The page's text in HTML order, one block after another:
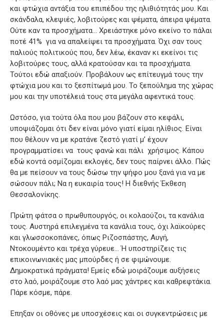
και φτώχια αντάξια του επιπέδου της ηλιθιότητάς μου. Και
σκάνδαλα, κλεψιές, λοβιτούρες και ψέματα, άπειρα ψέματα.
Ούτε καν τα προσχήματα… Χρειάστηκε μόνο εκείνο το πάλαι
ποτέ 41% για να απαλείψει τα προσχήματα. Όχι σαν τους
παλιούς πολιτικούς που, δεν λέω, έκαναν κι εκείνοι τις
λοβιτούρες τους, αλλά κρατούσαν και τα προσχήματα.
Τούτοι εδώ απαξιούν. Προβάλουν ως επίτευγμά τους την
φτώχια μου και το ξεσπίτωμά μου. Το ξεπούλημα της χώρας
μου και την υποτέλειά τους στα μεγάλα αφεντικά τους.
Ωστόσο, για τούτα όλα που μου βάζουν στο κεφάλι,
υποψιάζομαι ότι δεν είναι μόνο γιατί είμαι ηλίθιος. Είναι
που θέλουν να με κρατάνε ζεστό γιατί μ’ έχουν
προγραμματίσει να τους φανώ και πάλι χρήσιμος. Κάπου
εδώ κοντά οσμίζομαι εκλογές, δεν τους παίρνει άλλο. Πώς
θα με πείσουν να τους δώσω την ψήφο μου ξανά για να με
σώσουν πάλι; Να η ευκαιρία τους! Η διεθνής Έκθεση
Θεσσαλονίκης.
Πρώτη φάτσα ο πρωθυπουργός, οι κολαούζοι, τα κανάλια
τους. Αυστηρά επιλεγμένα τα κανάλια τους, όχι λαϊκούρες
και γλωσσοκοπάνες, όπως Ριζοσπάστης, Αυγή,
Ντοκουμέντο και τρέχα γύρευε… Ή υποστηρίζεις τις
επικοινωνιακές μας μπούρδες ή σε φιμώνουμε.
Δημοκρατικά πράγματα! Εμείς εδώ μοιράζουμε αυξήσεις
στο λαό, μοιράζουμε στο λαό μας χάντρες και καθρεφτάκια.
Πάρε κόσμε, πάρε.
Έπηξαν οι οθόνες με υποσχέσεις και οι συγκεντρώσεις με